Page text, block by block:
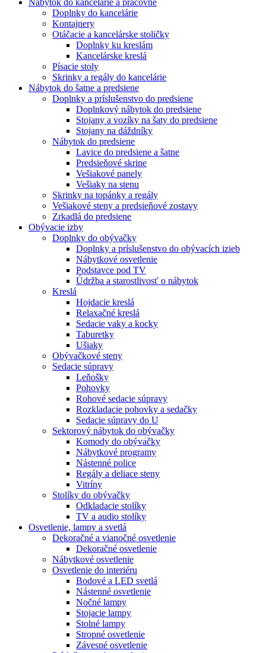
Doplnky do kancelárie
Kontajnery
Otáčacie a kancelárske stoličky
Doplnky ku kreslám
Kancelárske kreslá
Písacie stoly
Skrinky a regály do kancelárie
Nábytok do šatne a predsiene
Doplnky a príslušenstvo do predsiene
Doplnkový nábytok do predsiene
Stojany a vozíky na šaty do predsiene
Stojany na dáždníky
Nábytok do predsiene
Lavice do predsiene a šatne
Predsieňové skrine
Vešiakové panely
Vešiaky na stenu
Skrinky na topánky a regály
Vešiakové steny a predsieňové zostavy
Zrkadlá do predsiene
Obývacie izby
Doplnky do obývačky
Doplnky a príslušenstvo do obývacích izieb
Nábytkové osvetlenie
Podstavce pod TV
Údržba a starostlivosť o nábytok
Kreslá
Hojdacie kreslá
Relaxačné kreslá
Sedacie vaky a kocky
Taburetky
Ušiaky
Obývačkové steny
Sedacie súpravy
Leňošky
Pohovky
Rohové sedacie súpravy
Rozkladacie pohovky a sedačky
Sedacie súpravy do U
Sektorový nábytok do obývačky
Komody do obývačky
Nábytkové programy
Nástenné police
Regály a deliace steny
Vitríny
Stolíky do obývačky
Odkladacie stolíky
TV a audio stolíky
Osvetlenie, lampy a svetlá
Dekoračné a vianočné osvetlenie
Dekoračné osvetlenie
Nábytkové osvetlenie
Osvetlenie do interiéru
Bodové a LED svetlá
Nástenné osvetlenie
Nočné lampy
Stojacie lampy
Stolné lampy
Stropné osvetlenie
Závesné osvetlenie